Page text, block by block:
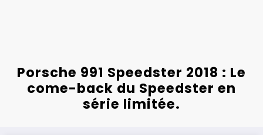
Porsche 991 Speedster 2018 : Le
come-back du Speedster en
série limitée.